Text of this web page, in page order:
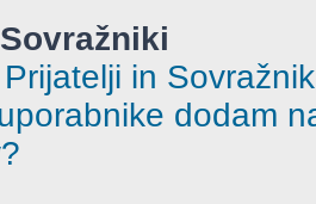
in
dodam